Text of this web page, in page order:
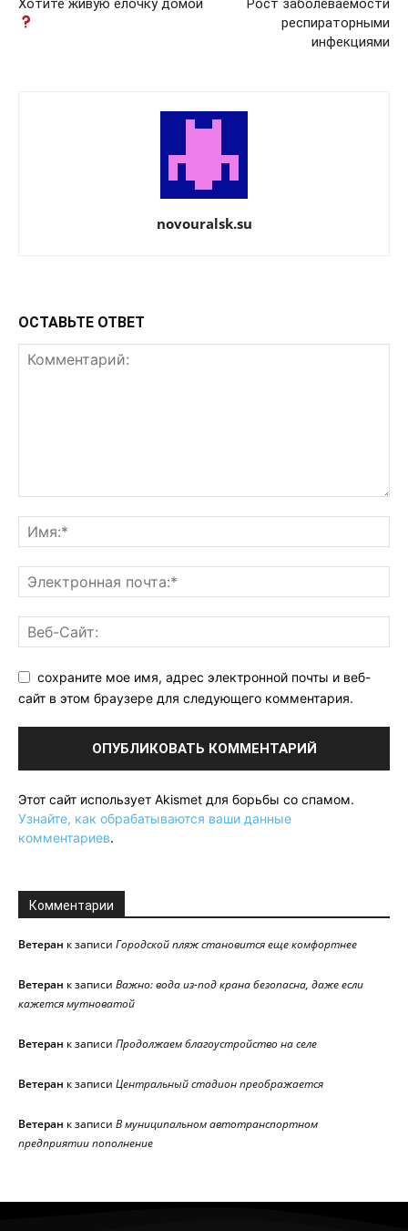
Хотите живую ёлочку домой
Рост заболеваемости
респираторными
инфекциями
novouralsk.su
ОСТАВЬТЕ ОТВЕТ
сохраните мое имя, адрес электронной почты и веб-
сайт в этом браузере для следующего комментария.
Этот сайт использует Akismet для борьбы со спамом.
Узнайте, как обрабатываются ваши данные
комментариев.
Комментарии
Ветеран к записи Городской пляж становится еще комфортнее
Ветеран к записи Важно: вода из-под крана безопасна, даже если
кажется мутноватой
Ветеран к записи Продолжаем благоустройство на селе
Ветеран к записи Центральный стадион преображается
Ветеран к записи В муниципальном автотранспортном
предприятии пополнение